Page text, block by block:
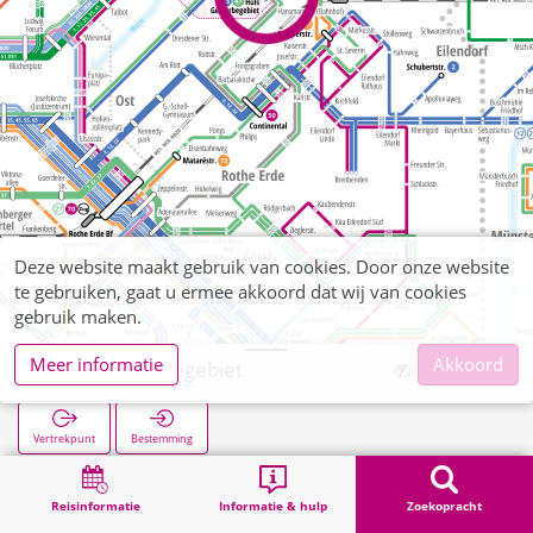
Reisinformatie Informatie & hulp Zoekopracht
Hüls Gewerbegebiet
Vertrekpunt Bestemming
Zoekopracht
Deze website maakt gebruik van cookies. Door onze website
te gebruiken, gaat u ermee akkoord dat wij van cookies
gebruik maken.
Meer informatie
Akkoord